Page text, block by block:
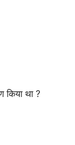
किया था ?